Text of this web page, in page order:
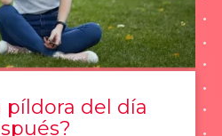
píldora del día